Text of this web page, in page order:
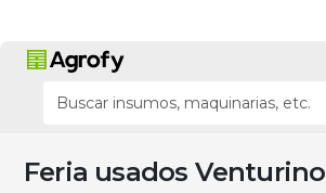
Feria usados Venturino